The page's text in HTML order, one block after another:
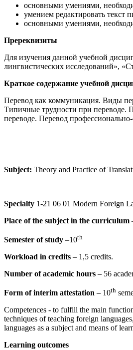
основными умениями,
умением редактировать текст
основными умениями,
Пререквизиты
Для изучения данной учебной
лингвистических исследований»,
Краткое содержание учебной
Перевод как коммуникация. Виды
Типичные трудности при переводе.
переводе. Перевод
Subject: Theory and Practice of
Specialty 1-21 06 01 Modern Foreign
Place of the subject in the curriculum
Semester of study –10th
Workload in credits – 1,5 credits.
Number of academic hours – 56
Form of interim attestation – 10th
Competences - to fulfill the main
techniques of teaching foreign
languages as a subject and means of
Learning outcomes